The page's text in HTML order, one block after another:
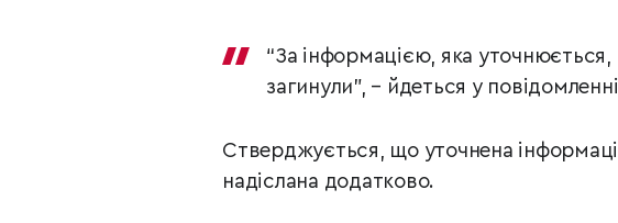
“За інформацією, яка
загинули”, – йдеться у
Стверджується, що уточнена
надіслана додатково.